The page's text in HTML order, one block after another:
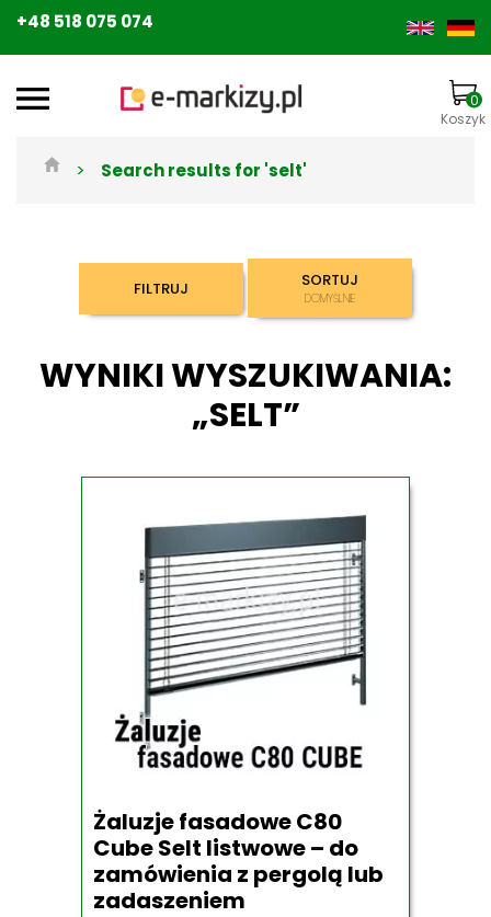
+48 518 075 074
0
Koszyk
> Search results for 'selt'
FILTRUJ SORTUJ
DOMYŚLNIE
WYNIKI WYSZUKIWANIA:
„SELT”
Żaluzje fasadowe C80
Cube Selt listwowe – do
zamówienia z pergolą lub
zadaszeniem